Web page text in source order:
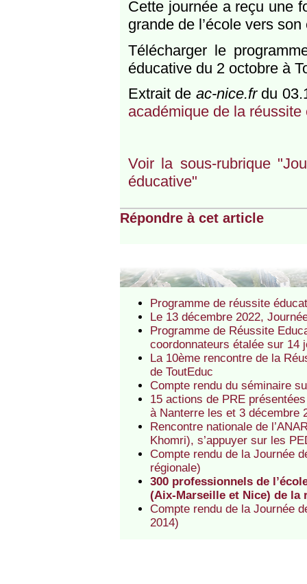
Cette journée a reçu une
grande de l’école vers
Télécharger le
éducative du 2 octobre à
Extrait de ac-nice.frdu
académique de la réussite
Voir la sous-rubrique
éducative"
Répondre à cet article
Programme de réussite
Le 13 décembre 2022,
Programme de Réussite
coordonnateurs étalée sur 14
La 10ème rencontre de la
de ToutEduc
Compte rendu du séminaire
15 actions de PRE
à Nanterre les et 3 décembre
Rencontre nationale de
Khomri), s’appuyer sur les
Compte rendu de la Journée
régionale)
300 professionnels de
(Aix-Marseille et Nice) de la
Compte rendu de la Journée
2014)